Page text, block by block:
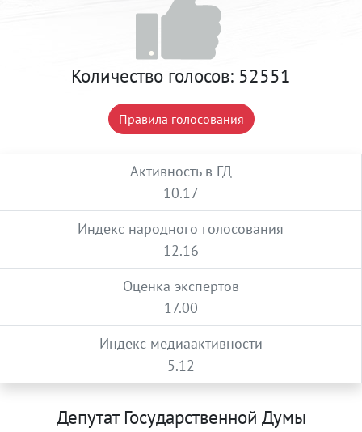
Количество голосов: 52551
Правила голосования
Активность в ГД
10.17
Индекс народного голосования
12.16
Оценка экспертов
17.00
Индекс медиаактивности
5.12
Депутат Государственной Думы